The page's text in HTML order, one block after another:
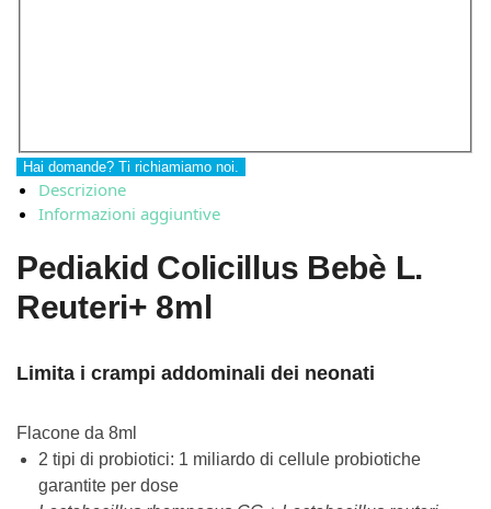
Hai domande? Ti richiamiamo noi.
Descrizione
Informazioni aggiuntive
Pediakid Colicillus Bebè L.
Reuteri+ 8ml
Limita i crampi addominali dei neonati
Flacone da 8ml
2 tipi di probiotici: 1 miliardo di cellule probiotiche
garantite per dose